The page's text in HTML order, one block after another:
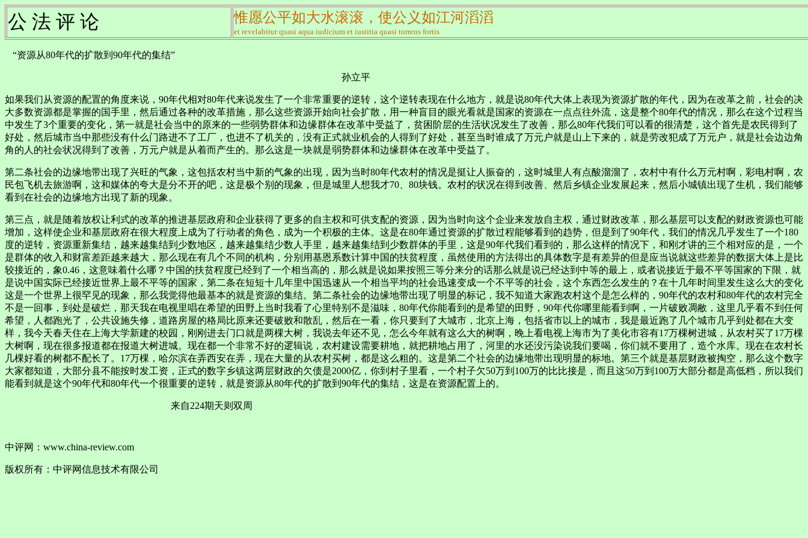
公 法 评 论 惟愿公平如大水滚滚，使公义如江河滔滔
et revelabitur quasi aqua iudicium et iustitia quasi torrens fortis
“资源从80年代的扩散到90年代的集结”
孙立平
如果我们从资源的配置的角度来说，90年代相对80年代来说发生了一个非常重要的逆转，这个逆转表现在什么地方，就是说80年代大体上表现为资源扩散的年代，因为在改革之前，社会的决
大多数资源都是掌握的国手里，然后通过各种的改革措施，那么这些资源开始向社会扩散，用一种盲目的眼光看就是国家的资源在一点点往外流，这是整个80年代的情况，那么在这个过程当
中发生了3个重要的变化，第一就是社会当中的原来的一些弱势群体和边缘群体在改革中受益了，贫困阶层的生活状况发生了改善，那么80年代我们可以看的很清楚，这个首先是农民得到了
好处，然后城市当中那些没有什么门路进不了工厂，也进不了机关的，没有正式就业机会的人得到了好处，甚至当时谁成了万元户就是山上下来的，就是劳改犯成了万元户，就是社会边边角
角的人的社会状况得到了改善，万元户就是从着而产生的。那么这是一块就是弱势群体和边缘群体在改革中受益了。
第二条社会的边缘地带出现了兴旺的气象，这包括农村当中新的气象的出现，因为当时80年代农村的情况是挺让人振奋的，这时城里人有点酸溜溜了，农村中有什么万元村啊，彩电村啊，农
民包飞机去旅游啊，这和媒体的夸大是分不开的吧，这是极个别的现象，但是城里人想我才70、80块钱。农村的状况在得到改善、然后乡镇企业发展起来，然后小城镇出现了生机，我们能够
看到在社会的边缘地方出现了新的现象。
第三点，就是随着放权让利式的改革的推进基层政府和企业获得了更多的自主权和可供支配的资源，因为当时向这个企业来发放自主权，通过财政改革，那么基层可以支配的财政资源也可能
增加，这样使企业和基层政府在很大程度上成为了行动者的角色，成为一个积极的主体。这是在80年通过资源的扩散过程能够看到的趋势，但是到了90年代，我们的情况几乎发生了一个180
度的逆转，资源重新集结，越来越集结到少数地区，越来越集结少数人手里，越来越集结到少数群体的手里，这是90年代我们看到的，那么这样的情况下，和刚才讲的三个相对应的是，一个
是群体的收入和财富差距越来越大，那么现在有几个不同的机构，分别用基恩系数计算中国的扶贫程度，虽然使用的方法得出的具体数字是有差异的但是应当说就这些差异的数据大体上是比
较接近的，象0.46，这意味着什么哪？中国的扶贫程度已经到了一个相当高的，那么就是说如果按照三等分来分的话那么就是说已经达到中等的最上，或者说接近于最不平等国家的下限，就
是说中国实际已经接近世界上最不平等的国家，第二条在短短十几年里中国迅速从一个相当平均的社会迅速变成一个不平等的社会，这个东西怎么发生的？在十几年时间里发生这么大的变化
这是一个世界上很罕见的现象，那么我觉得他最基本的就是资源的集结。第二条社会的边缘地带出现了明显的标记，我不知道大家跑农村这个是怎么样的，90年代的农村和80年代的农村完全
不是一回事，到处是破烂，那天我在电视里唱在希望的田野上当时我看了心里特别不是滋味，80年代你能看到的是希望的田野，90年代你哪里能看到啊，一片破败凋敝，这里几乎看不到任何
希望，人都跑光了，公共设施失修，道路房屋的格局比原来还要破败和散乱，然后在一看，你只要到了大城市，北京上海，包括省市以上的城市，我是最近跑了几个城市几乎到处都在大变
样，我今天春天住在上海大学新建的校园，刚刚进去门口就是两棵大树，我说去年还不见，怎么今年就有这么大的树啊，晚上看电视上海市为了美化市容有17万棵树进城，从农村买了17万棵
大树啊，现在很多报道都在报道大树进城。现在都一个非常不好的逻辑说，农村建设需要耕地，就把耕地占用了，河里的水还没污染说我们要喝，你们就不要用了，造个水库。现在在农村长
几棵好看的树都不配长了。17万棵，哈尔滨在弄西安在弄，现在大量的从农村买树，都是这么粗的。这是第二个社会的边缘地带出现明显的标地。第三个就是基层财政被掏空，那么这个数字
大家都知道，大部分县不能按时发工资，正式的数字乡镇这两层财政的欠债是2000亿，你到村子里看，一个村子欠50万到100万的比比接是，而且这50万到100万大部分都是高低档，所以我们
能看到就是这个90年代和80年代一个很重要的逆转，就是资源从80年代的扩散到90年代的集结，这是在资源配置上的。
来自224期天则双周
中评网：www.china-review.com
版权所有：中评网信息技术有限公司